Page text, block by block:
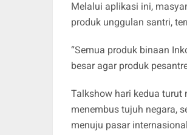
Melalui aplikasi ini,
produk unggulan santri,
“Semua produk binaan
besar agar produk
Talkshow hari kedua turut
menembus tujuh negara,
menuju pasar